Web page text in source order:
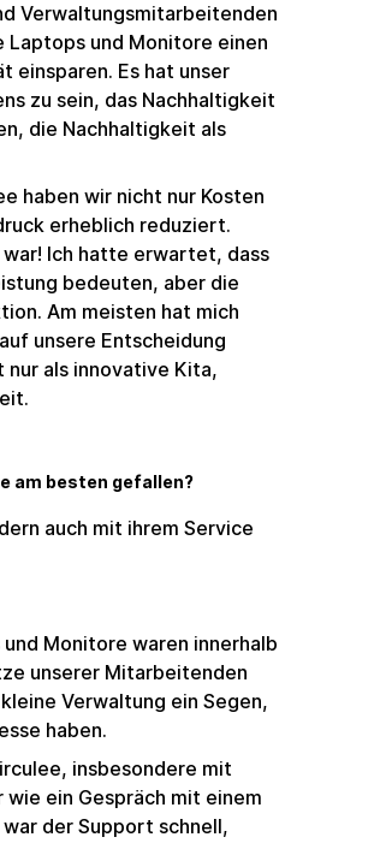
Verwaltungsmitarbeitenden
und Monitore einen
einsparen. Es hat unser
zu sein, das Nachhaltigkeit
die Nachhaltigkeit als
haben wir nicht nur Kosten
erheblich reduziert.
Ich hatte erwartet, dass
bedeuten, aber die
Am meisten hat mich
unsere Entscheidung
als innovative Kita,
am besten gefallen?
auch mit ihrem Service
Monitore waren innerhalb
unserer Mitarbeitenden
Verwaltung ein Segen,
haben.
insbesondere mit
ein Gespräch mit einem
der Support schnell,